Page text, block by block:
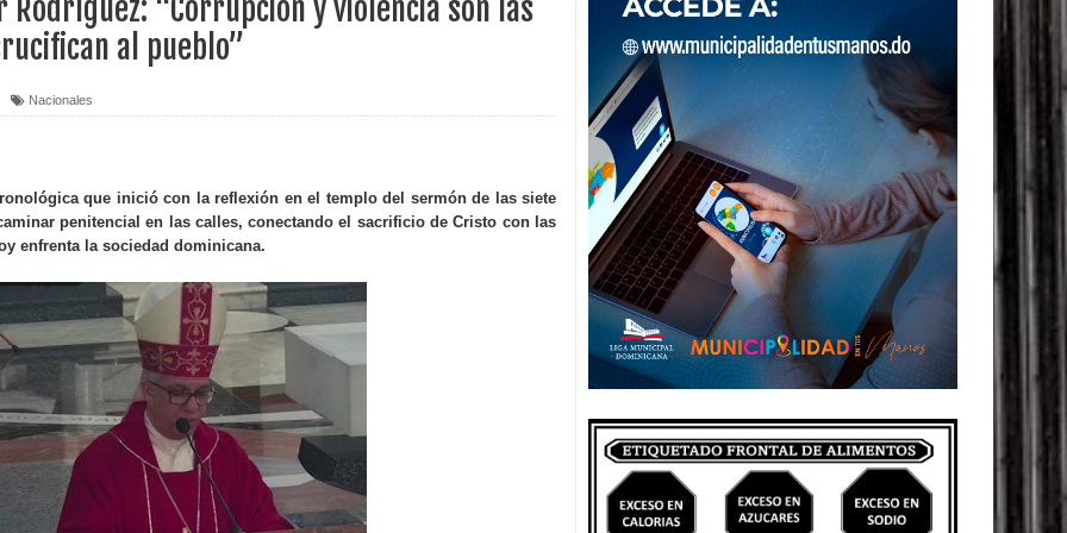
nacional
entrar a España
venta de alcohol vigente desde 2006 y exige ley del
sanitario y se reúne con alcalde San Cristóbal
7,1 en Japón
Penal
Complementario gobierno endeuda país con
Rodríguez: “Corrupción y violencia son las
al pueblo”
Nacionales
que inició con la reflexión en el templo del sermón de las siete
penitencial en las calles, conectando el sacrificio de Cristo con las
enfrenta la sociedad dominicana.